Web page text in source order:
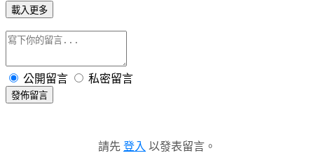
載入更多
公開留言 私密留言
發佈留言
請先 登入 以發表留言。